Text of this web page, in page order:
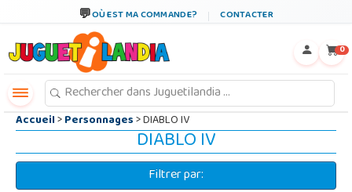
OÙ EST MA COMMANDE? CONTACTER
0
Accueil>Personnages> DIABLO IV
DIABLO IV
Filtrer par: